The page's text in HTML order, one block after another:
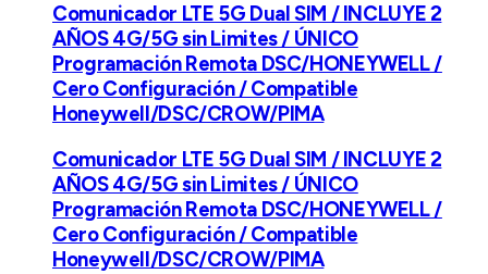
Comunicador LTE 5G Dual SIM / INCLUYE 2
AÑOS 4G/5G sin Limites / ÚNICO
Programación Remota DSC/HONEYWELL /
Cero Configuración / Compatible
Honeywell/DSC/CROW/PIMA
Comunicador LTE 5G Dual SIM / INCLUYE 2
AÑOS 4G/5G sin Limites / ÚNICO
Programación Remota DSC/HONEYWELL /
Cero Configuración / Compatible
Honeywell/DSC/CROW/PIMA